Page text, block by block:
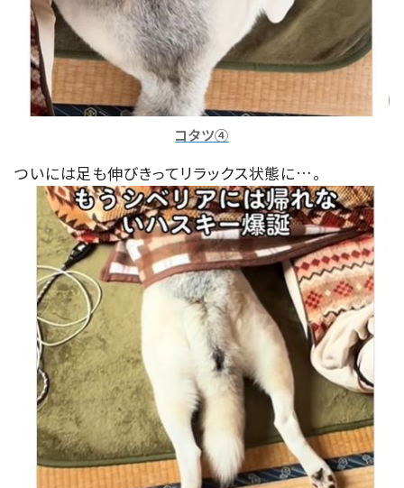
コタツ④
ついには足も伸びきってリラックス状態に…。